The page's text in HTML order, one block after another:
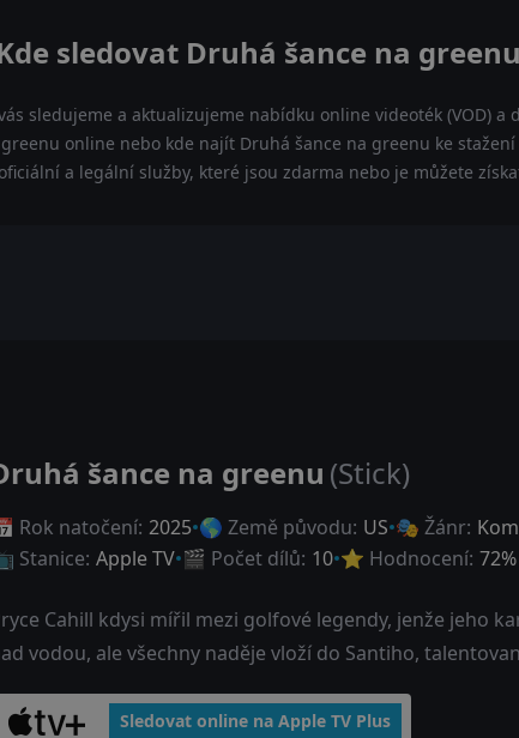
sledovat Druhá šance na
sledujeme a aktualizujeme nabídku online videoték (VOD) a
online nebo kde najít Druhá šance na greenu ke
a legální služby, které jsou zdarma nebo je můžete
šance na greenu (Stick)
Rok natočení: 2025 🌎 Země původu: US 🎭 Žánr:
Stanice: Apple TV 🎬 Počet dílů: 10 ⭐ Hodnocení: 72
Cahill kdysi mířil mezi golfové legendy, jenže jeho
vodou, ale všechny naděje vloží do Santiho,
Sledovat online na Apple TV Plus